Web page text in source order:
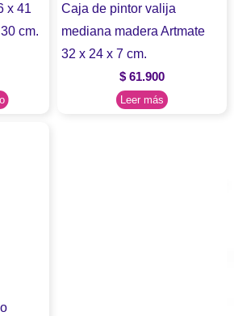
x 41
cm.
Caja de pintor valija
mediana madera Artmate
32 x 24 x 7 cm.
$61.900
Leer más